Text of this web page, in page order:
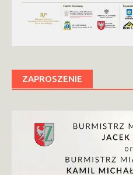
ZAPROSZENIE